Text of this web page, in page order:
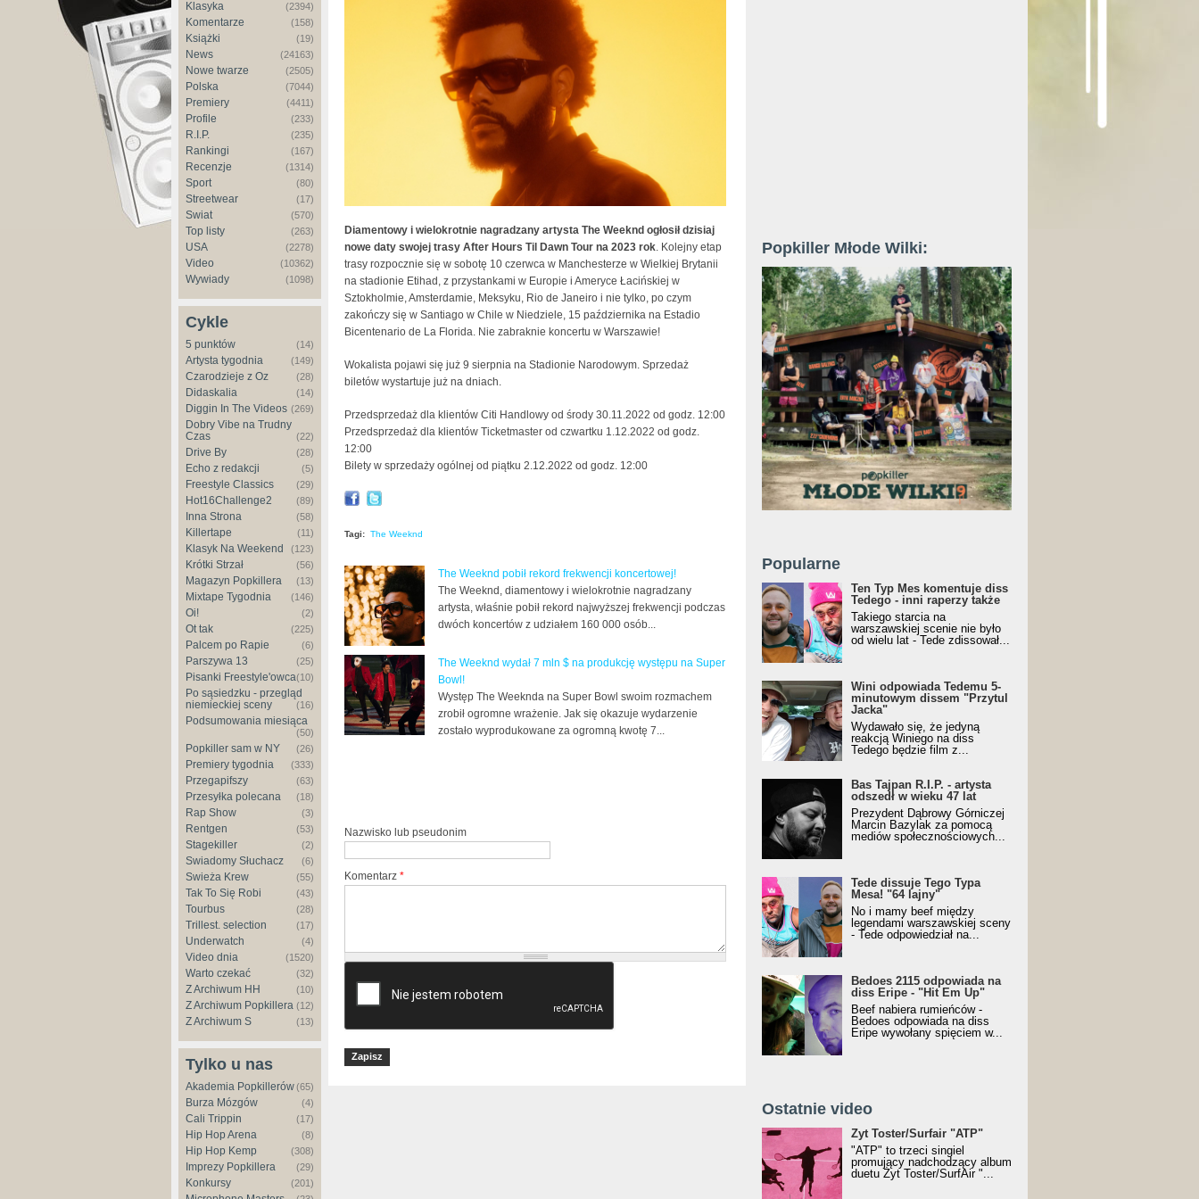
Klasyka (2394)
Komentarze (158)
Książki (19)
News (24163)
Nowe twarze (2505)
Polska (7044)
Premiery (4411)
Profile (233)
R.I.P. (235)
Rankingi (167)
Recenzje (1314)
Sport (80)
Streetwear (17)
Świat (570)
Top listy (263)
USA (2278)
Video (10362)
Wywiady (1098)
Cykle
5 punktów (14)
Artysta tygodnia (149)
Czarodzieje z Oz (28)
Didaskalia (14)
Diggin In The Videos (269)
Dobry Vibe na Trudny
Czas
(22)
Drive By (28)
Echo z redakcji (5)
Freestyle Classics (29)
Hot16Challenge2 (89)
Inna Strona (58)
Killertape (11)
Klasyk Na Weekend (123)
Krótki Strzał (56)
Magazyn Popkillera (13)
Mixtape Tygodnia (146)
Oi! (2)
Ot tak (225)
Palcem po Rapie (6)
Parszywa 13 (25)
Pisanki Freestyle'owca(10)
Po sąsiedzku - przegląd
niemieckiej sceny
(16)
Podsumowania miesiąca
(50)
Popkiller sam w NY (26)
Premiery tygodnia (333)
Przegapifszy (63)
Przesyłka polecana (18)
Rap Show (3)
Rentgen (53)
Stagekiller (2)
Świadomy Słuchacz (6)
Świeża Krew (55)
Tak To Się Robi (43)
Tourbus (28)
Trillest. selection (17)
Underwatch (4)
Video dnia (1520)
Warto czekać (32)
Z Archiwum HH (10)
Z Archiwum Popkillera (12)
Z Archiwum S (13)
Tylko u nas
Akademia Popkillerów(65)
Burza Mózgów (4)
Cali Trippin (17)
Hip Hop Arena (8)
Hip Hop Kemp (308)
Imprezy Popkillera (29)
Konkursy (201)
Diamentowy i wielokrotnie nagradzany artysta The Weeknd ogłosił dzisiaj
nowe daty swojej trasy After Hours Til Dawn Tour na 2023 rok . Kolejny etap
trasy rozpocznie się w sobotę 10 czerwca w Manchesterze w Wielkiej Brytanii
na stadionie Etihad, z przystankami w Europie i Ameryce Łacińskiej w
Sztokholmie, Amsterdamie, Meksyku, Rio de Janeiro i nie tylko, po czym
zakończy się w Santiago w Chile w Niedziele, 15 października na Estadio
Bicentenario de La Florida. Nie zabraknie koncertu w Warszawie!
Wokalista pojawi się już 9 sierpnia na Stadionie Narodowym. Sprzedaż
biletów wystartuje już na dniach.
Przedsprzedaż dla klientów Citi Handlowy od środy 30.11.2022 od godz. 12:00
Przedsprzedaż dla klientów Ticketmaster od czwartku 1.12.2022 od godz.
12:00
Bilety w sprzedaży ogólnej od piątku 2.12.2022 od godz. 12:00
Tagi: The Weeknd
The Weeknd pobił rekord frekwencji koncertowej!
The Weeknd, diamentowy i wielokrotnie nagradzany
artysta, właśnie pobił rekord najwyższej frekwencji podczas
dwóch koncertów z udziałem 160 000 osób...
The Weeknd wydał 7 mln $ na produkcję występu na Super
Bowl!
Występ The Weeknda na Super Bowl swoim rozmachem
zrobił ogromne wrażenie. Jak się okazuje wydarzenie
zostało wyprodukowane za ogromną kwotę 7...
Nazwisko lub pseudonim
Komentarz *
Popkiller Młode Wilki:
Popularne
Ten Typ Mes komentuje diss
Tedego - inni raperzy także
Takiego starcia na
warszawskiej scenie nie było
od wielu lat - Tede zdissował...
Wini odpowiada Tedemu 5-
minutowym dissem "Przytul
Jacka"
Wydawało się, że jedyną
reakcją Winiego na diss
Tedego będzie film z...
Bas Tajpan R.I.P. - artysta
odszedł w wieku 47 lat
Prezydent Dąbrowy Górniczej
Marcin Bazylak za pomocą
mediów społecznościowych...
Tede dissuje Tego Typa
Mesa! "64 lajny"
No i mamy beef między
legendami warszawskiej sceny
- Tede odpowiedział na...
Bedoes 2115 odpowiada na
diss Eripe - "Hit Em Up"
Beef nabiera rumieńców -
Bedoes odpowiada na diss
Eripe wywołany spięciem w...
Ostatnie video
Żyt Toster/SurfAir - ATP VIDEO
Żyt Toster/Surfair "ATP"
"ATP" to trzeci singiel
promujący nadchodzący album
duetu Żyt Toster/SurfAir "...